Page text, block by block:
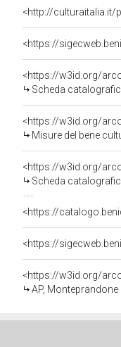
<http://culturaitalia.it/
<https://
<https://w3id.org/
Scheda
<https://w3id.org/
Misure del bene
<https://w3id.org/
Scheda
<https://
<https://
<https://w3id.org/
AP, Monteprandone